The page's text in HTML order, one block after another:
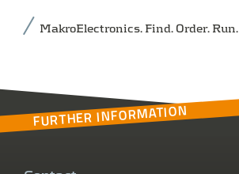
MakroElectronics. Find. Order. Run.
FURTHER INFORMATION